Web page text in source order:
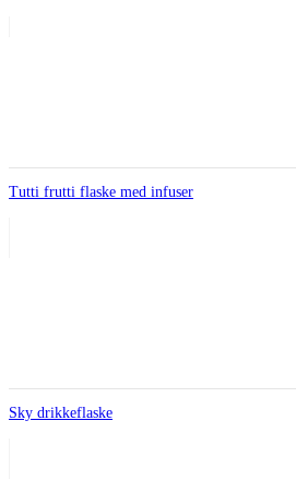
Tutti frutti flaske med infuser
Sky drikkeflaske